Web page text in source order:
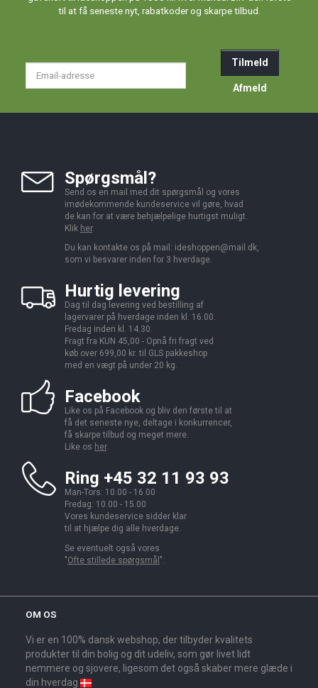
til at få seneste nyt, rabatkoder og skarpe tilbud.
Tilmeld
Afmeld
Spørgsmål?
Send os en mail med dit spørgsmål og vores
imødekommende kundeservice vil gøre, hvad
de kan for at være behjælpelige hurtigst muligt.
Klik her.
Du kan kontakte os på mail: ideshoppen@mail.dk,
som vi besvarer inden for 3 hverdage.
Hurtig levering
Dag til dag levering ved bestilling af
lagervarer på hverdage inden kl. 16.00.
Fredag inden kl. 14.30.
Fragt fra KUN 45,00 - Opnå fri fragt ved
køb over 699,00 kr. til GLS pakkeshop
med en vægt på under 20 kg.
Facebook
Like os på Facebook og bliv den første til at
få det seneste nye, deltage i konkurrencer,
få skarpe tilbud og meget mere.
Like os her.
Ring +45 32 11 93 93
Man-Tors: 10.00 - 16.00
Fredag: 10.00 - 15.00
Vores kundeservice sidder klar
til at hjælpe dig alle hverdage.
Se eventuelt også vores
"Ofte stillede spørgsmål ".
OM OS
Vi er en 100% dansk webshop, der tilbyder kvalitets
produkter til din bolig og dit udeliv, som gør livet lidt
nemmere og sjovere, ligesom det også skaber mere glæde i
din hverdag